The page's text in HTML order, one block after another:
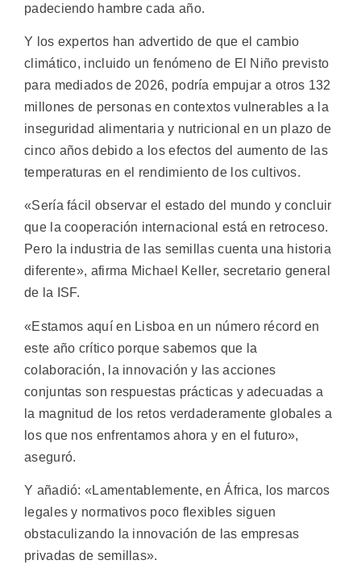
padeciendo hambre cada año.
Y los expertos han advertido de que el cambio
climático, incluido un fenómeno de El Niño previsto
para mediados de 2026, podría empujar a otros 132
millones de personas en contextos vulnerables a la
inseguridad alimentaria y nutricional en un plazo de
cinco años debido a los efectos del aumento de las
temperaturas en el rendimiento de los cultivos.
«Sería fácil observar el estado del mundo y concluir
que la cooperación internacional está en retroceso.
Pero la industria de las semillas cuenta una historia
diferente», afirma Michael Keller, secretario general
de la ISF.
«Estamos aquí en Lisboa en un número récord en
este año crítico porque sabemos que la
colaboración, la innovación y las acciones
conjuntas son respuestas prácticas y adecuadas a
la magnitud de los retos verdaderamente globales a
los que nos enfrentamos ahora y en el futuro»,
aseguró.
Y añadió: «Lamentablemente, en África, los marcos
legales y normativos poco flexibles siguen
obstaculizando la innovación de las empresas
privadas de semillas».